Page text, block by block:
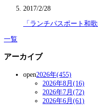
2017/2/28
「ランチパスポート和
一覧
アーカイブ
open2026年(455)
2026年8月(16)
2026年7月(72)
2026年6月(61)